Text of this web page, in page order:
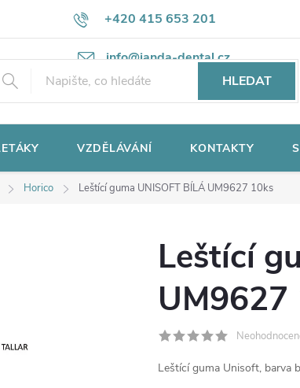
+420 415 653 201
info@janda-dental.cz
Potřebujete poradit? Ochrana osobních údajů
HLEDAT
VZDĚLÁVÁNÍ KONTAKTY
Horico Leštící guma UNISOFT BÍLÁ UM9627 10ks
Leštící
UM9627
Leštící guma Unisoft, barva